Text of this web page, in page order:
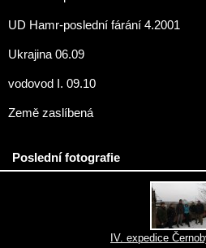
UD Hamr-poslední fárání 4.2001
Ukrajina 06.09
vodovod I. 09.10
Země zaslíbená
Poslední fotografie
IV. expedice